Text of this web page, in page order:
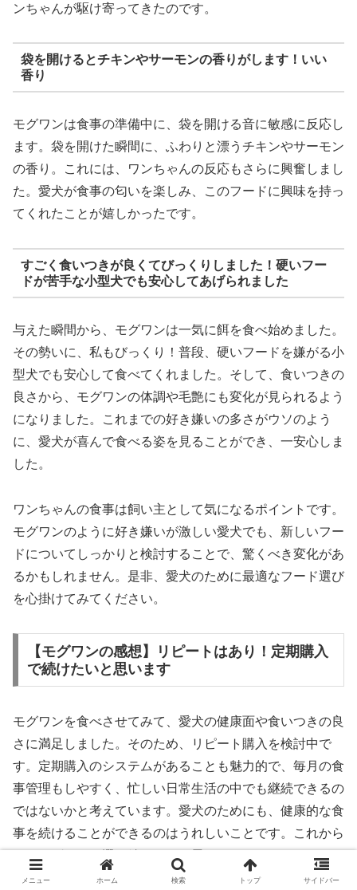
ンちゃんが駆け寄ってきたのです。
袋を開けるとチキンやサーモンの香りがします！いい
香り
モグワンは食事の準備中に、袋を開ける音に敏感に反応し
ます。袋を開けた瞬間に、ふわりと漂うチキンやサーモン
の香り。これには、ワンちゃんの反応もさらに興奮しまし
た。愛犬が食事の匂いを楽しみ、このフードに興味を持っ
てくれたことが嬉しかったです。
すごく食いつきが良くてびっくりしました！硬いフー
ドが苦手な小型犬でも安心してあげられました
与えた瞬間から、モグワンは一気に餌を食べ始めました。
その勢いに、私もびっくり！普段、硬いフードを嫌がる小
型犬でも安心して食べてくれました。そして、食いつきの
良さから、モグワンの体調や毛艶にも変化が見られるよう
になりました。これまでの好き嫌いの多さがウソのよう
に、愛犬が喜んで食べる姿を見ることができ、一安心しま
した。
ワンちゃんの食事は飼い主として気になるポイントです。
モグワンのように好き嫌いが激しい愛犬でも、新しいフー
ドについてしっかりと検討することで、驚くべき変化があ
るかもしれません。是非、愛犬のために最適なフード選び
を心掛けてみてください。
【モグワンの感想】リピートはあり！定期購入
で続けたいと思います
モグワンを食べさせてみて、愛犬の健康面や食いつきの良
さに満足しました。そのため、リピート購入を検討中で
す。定期購入のシステムがあることも魅力的で、毎月の食
事管理もしやすく、忙しい日常生活の中でも継続できるの
ではないかと考えています。愛犬のためにも、健康的な食
事を続けることができるのはうれしいことです。これから
も、モグワンを選び続けたいと思います。
メニュー ホーム 検索 トップ サイドバー